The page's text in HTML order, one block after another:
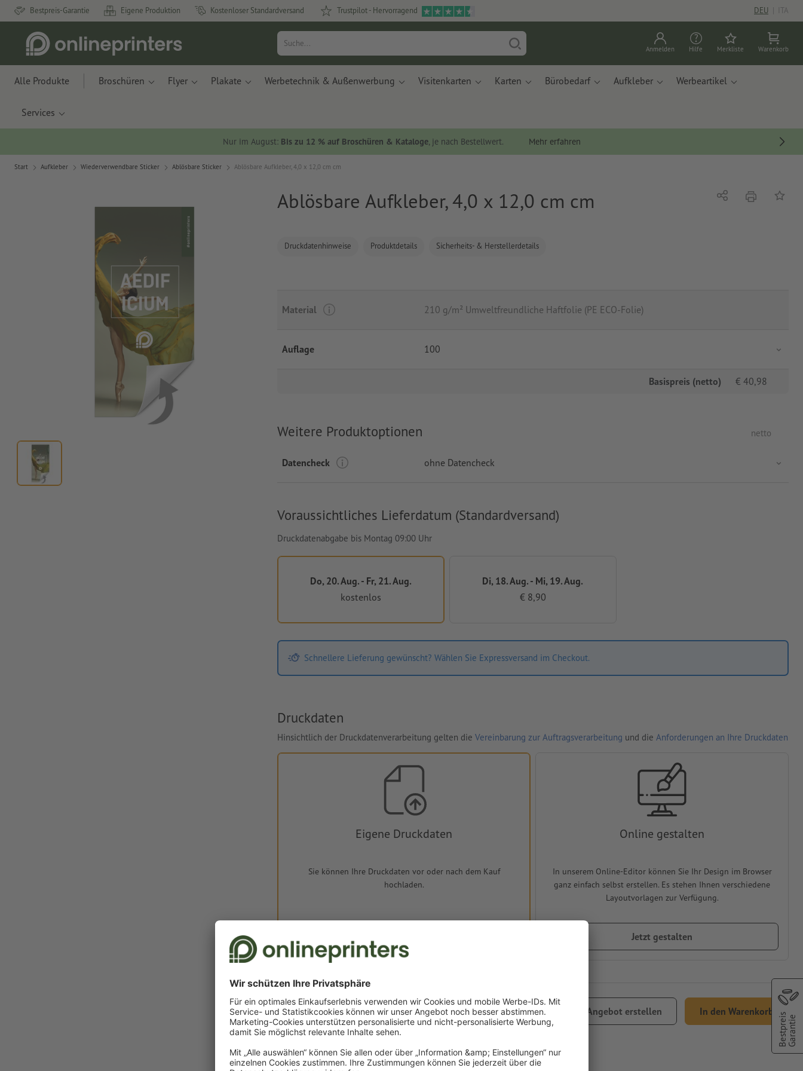
Bestpreis-Garantie Eigene Produktion Kostenloser Standardversand Trustpilot - Hervorragend DEU | ITA
Anmelden Hilfe Merkliste Warenkorb
Alle Produkte Broschüren Flyer Plakate Werbetechnik & Außenwerbung Visitenkarten Karten Bürobedarf Aufkleber Werbeartikel
Services
Nur im August: Bis zu 12 % auf Broschüren & Kataloge, je nach Bestellwert. Mehr erfahren
Start Aufkleber Wiederverwendbare Sticker Ablösbare Sticker Ablösbare Aufkleber, 4,0 x 12,0 cm cm
Ablösbare Aufkleber, 4,0 x 12,0 cm cm
Druckdatenhinweise Produktdetails Sicherheits- & Herstellerdetails
Teilen DruckenAuf
Material 210 g/m² Umweltfreundliche Haftfolie (PE ECO-Folie)
Auflage 100
Basispreis (netto) € 40,98
Weitere Produktoptionen netto
Datencheck ohne Datencheck
Voraussichtliches Lieferdatum (Standardversand)
Druckdatenabgabe bis Montag 09:00 Uhr
Do, 20. Aug. - Fr, 21. Aug.
kostenlos
Di, 18. Aug. - Mi, 19. Aug.
€ 8,90
Schnellere Lieferung gewünscht? Wählen Sie Expressversand im Checkout.
Druckdaten
Hinsichtlich der Druckdatenverarbeitung gelten die Vereinbarung zur Auftragsverarbeitung und die Anforderungen an Ihre Druckdaten
Eigene Druckdaten
Sie können Ihre Druckdaten vor oder nach dem Kauf
hochladen.
Online gestalten
In unserem Online-Editor können Sie Ihr Design im Browser
ganz einfach selbst erstellen. Es stehen Ihnen verschiedene
Layoutvorlagen zur Verfügung.
Jetzt gestalten
netto
€ 40,98
inkl. 22% MwSt.
€ 50,00 Angebot erstellen In den Warenkorb
Lieferung ca.:
Do, 20. Aug. - Fr, 21. Aug.
Gewicht: ca.101 g BestpreisGarantie